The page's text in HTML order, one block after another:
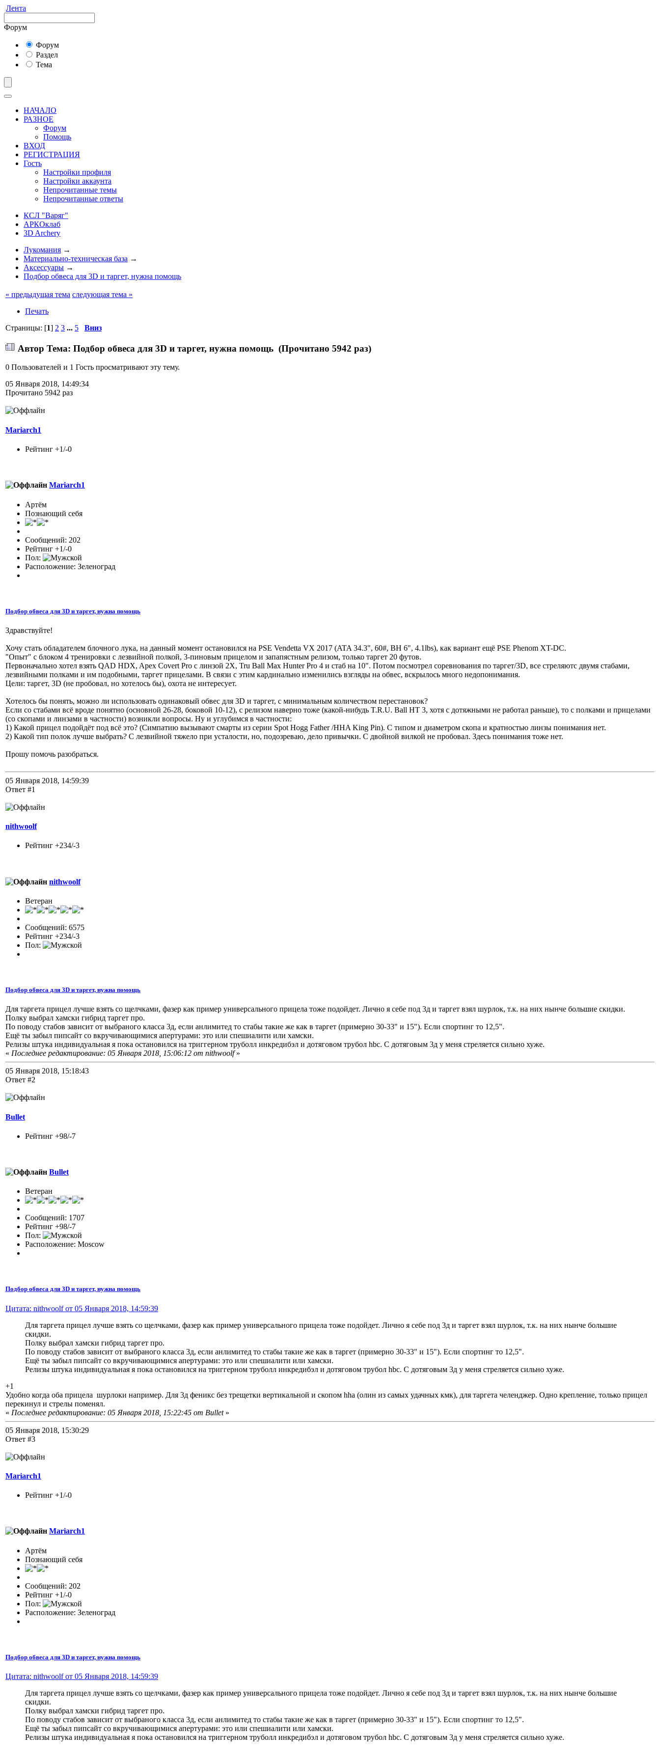
Лента
Форум
Форум
Раздел
Тема
НАЧАЛО
РАЗНОЕ
Форум
Помощь
ВХОД
РЕГИСТРАЦИЯ
Гость
Настройки профиля
Настройки аккаунта
Непрочитанные темы
Непрочитанные ответы
КСЛ "Варяг"
АРКОклаб
3D Archery
Лукомания →
Материально-техническая база →
Аксессуары →
Подбор обвеса для 3D и таргет, нужна помощь
« предыдущая тема следующая тема »
Печать
Страницы: [1] 2 3 ... 5 Вниз
Автор Тема: Подбор обвеса для 3D и таргет, нужна помощь (Прочитано 5942 раз)
0 Пользователей и 1 Гость просматривают эту тему.
05 Января 2018, 14:49:34
Прочитано 5942 раз
Mariarch1
Рейтинг +1/-0
Mariarch1
Артём
Познающий себя
Сообщений: 202
Рейтинг +1/-0
Пол:
Расположение: Зеленоград
Подбор обвеса для 3D и таргет, нужна помощь
Здравствуйте!
Хочу стать обладателем блочного лука, на данный момент остановился на PSE Vendetta VX 2017 (ATA 34.3", 60#, BH 6", 4.1lbs), как вариант ещё PSE Phenom XT-DC.
"Опыт" с блоком 4 тренировки с лезвийной полкой, 3-пиновым прицелом и запапястным релизом, только таргет 20 футов.
Первоначально хотел взять QAD HDX, Apex Covert Pro с линзой 2X, Tru Ball Max Hunter Pro 4 и стаб на 10". Потом посмотрел соревнования по таргет/3D, все стреляютс двумя стабами,
лезвийными полками и им подобными, таргет прицелами. В связи с этим кардинально изменились взгляды на обвес, вскрылось много недопонимания.
Цели: таргет, 3D (не пробовал, но хотелось бы), охота не интересует.
Хотелось бы понять, можно ли использовать одинаковый обвес для 3D и таргет, с минимальным количеством перестановок?
Если со стабами всё вроде понятно (основной 26-28, боковой 10-12), с релизом наверно тоже (какой-нибудь T.R.U. Ball HT 3, хотя с дотяжными не работал раньше), то с полками и прицелами
(со скопами и линзами в частности) возникли вопросы. Ну и углубимся в частности:
1) Какой прицел подойдёт под всё это? (Симпатию вызывают смарты из серии Spot Hogg Father /HHA King Pin). С типом и диаметром скопа и кратностью линзы понимания нет.
2) Какой тип полок лучше выбрать? С лезвийной тяжело при усталости, но, подозреваю, дело привычки. С двойной вилкой не пробовал. Здесь понимания тоже нет.
Прошу помочь разобраться.
05 Января 2018, 14:59:39
Ответ #1
nithwoolf
Рейтинг +234/-3
nithwoolf
Ветеран
Сообщений: 6575
Рейтинг +234/-3
Пол:
Подбор обвеса для 3D и таргет, нужна помощь
Для таргета прицел лучше взять со щелчками, фазер как пример универсального прицела тоже подойдет. Лично я себе под 3д и таргет взял шурлок, т.к. на них нынче большие скидки.
Полку выбрал хамски гибрид таргет про.
По поводу стабов зависит от выбраного класса 3д, если анлимитед то стабы такие же как в таргет (примерно 30-33" и 15"). Если спортинг то 12,5".
Ещё ты забыл пипсайт со вкручивающимися апертурами: это или спешиалити или хамски.
Релизы штука индивидуальная я пока остановился на триггерном труболл инкредибэл и дотяговом трубол hbc. С дотяговым 3д у меня стреляется сильно хуже.
« Последнее редактирование: 05 Января 2018, 15:06:12 от nithwoolf»
05 Января 2018, 15:18:43
Ответ #2
Bullet
Рейтинг +98/-7
Bullet
Ветеран
Сообщений: 1707
Рейтинг +98/-7
Пол:
Расположение: Moscow
Подбор обвеса для 3D и таргет, нужна помощь
Цитата: nithwoolf от 05 Января 2018, 14:59:39
Для таргета прицел лучше взять со щелчками, фазер как пример универсального прицела тоже подойдет. Лично я себе под 3д и таргет взял шурлок, т.к. на них нынче большие
скидки.
Полку выбрал хамски гибрид таргет про.
По поводу стабов зависит от выбраного класса 3д, если анлимитед то стабы такие же как в таргет (примерно 30-33" и 15"). Если спортинг то 12,5".
Ещё ты забыл пипсайт со вкручивающимися апертурами: это или спешиалити или хамски.
Релизы штука индивидуальная я пока остановился на триггерном труболл инкредибэл и дотяговом трубол hbc. С дотяговым 3д у меня стреляется сильно хуже.
+1
Удобно когда оба прицела шурлоки например. Для 3д феникс без трещетки вертикальной и скопом hha (олин из самых удачных кмк), для таргета челенджер. Одно крепление, только прицел
перекинул и стрелы поменял.
« Последнее редактирование: 05 Января 2018, 15:22:45 от Bullet»
05 Января 2018, 15:30:29
Ответ #3
Mariarch1
Рейтинг +1/-0
Mariarch1
Артём
Познающий себя
Сообщений: 202
Рейтинг +1/-0
Пол:
Расположение: Зеленоград
Подбор обвеса для 3D и таргет, нужна помощь
Цитата: nithwoolf от 05 Января 2018, 14:59:39
Для таргета прицел лучше взять со щелчками, фазер как пример универсального прицела тоже подойдет. Лично я себе под 3д и таргет взял шурлок, т.к. на них нынче большие
скидки.
Полку выбрал хамски гибрид таргет про.
По поводу стабов зависит от выбраного класса 3д, если анлимитед то стабы такие же как в таргет (примерно 30-33" и 15"). Если спортинг то 12,5".
Ещё ты забыл пипсайт со вкручивающимися апертурами: это или спешиалити или хамски.
Релизы штука индивидуальная я пока остановился на триггерном труболл инкредибэл и дотяговом трубол hbc. С дотяговым 3д у меня стреляется сильно хуже.